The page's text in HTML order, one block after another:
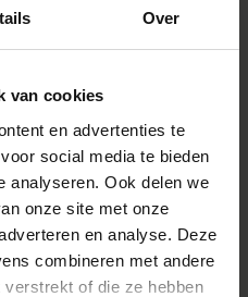
Over
van cookies
en advertenties te
social media te bieden
analyseren. Ook delen we
onze site met onze
en analyse. Deze
combineren met andere
of die ze hebben
van een 12mm F1.4-
videografie
via stepping motor
door een
snelle en stille
fotografie als videografie.
of spontane momenten